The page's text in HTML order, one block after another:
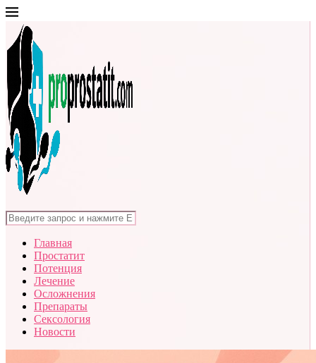
Главная
Простатит
Потенция
Лечение
Осложнения
Препараты
Сексология
Новости